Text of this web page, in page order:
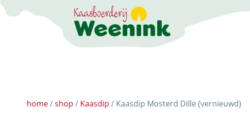
DE KAASMAKERIJ
home/shop / Kaasdip / Kaasdip Mosterd Dille (vernieuwd)